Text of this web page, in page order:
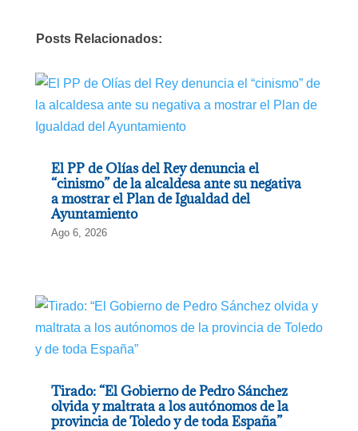
Posts Relacionados:
El PP de Olías del Rey denuncia el
“cinismo” de la alcaldesa ante su negativa
a mostrar el Plan de Igualdad del
Ayuntamiento
Ago 6, 2026
Tirado: “El Gobierno de Pedro Sánchez
olvida y maltrata a los autónomos de la
provincia de Toledo y de toda España”